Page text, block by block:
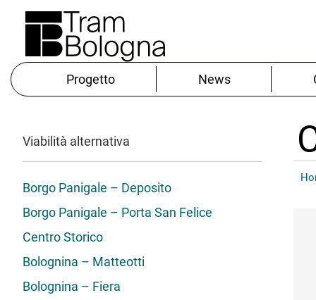
Progetto News
Viabilità alternativa
Borgo Panigale – Deposito
Borgo Panigale – Porta San Felice
Centro Storico
Bolognina – Matteotti
Bolognina – Fiera